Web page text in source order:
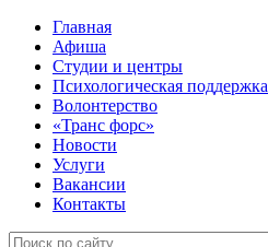
Главная
Афиша
Студии и центры
Психологическая поддержка
Волонтерство
«Транс форс»
Новости
Услуги
Вакансии
Контакты